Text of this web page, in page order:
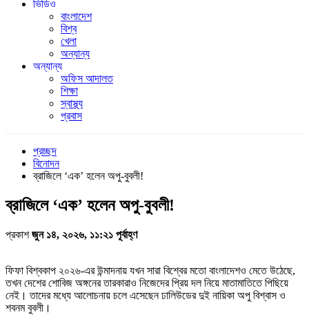
ভিডিও
বাংলাদেশ
বিশ্ব
খেলা
অন্যান্য
অন্যান্য
অফিস আদালত
শিক্ষা
স্বাস্থ্য
প্রবাস
প্রচ্ছদ
বিনোদন
ব্রাজিলে ‘এক’ হলেন অপু-বুবলী!
ব্রাজিলে ‘এক’ হলেন অপু-বুবলী!
প্রকাশজুন ১৪, ২০২৬, ১১:২১ পূর্বাহ্ণ
ফিফা বিশ্বকাপ ২০২৬-এর উন্মাদনায় যখন সারা বিশ্বের মতো বাংলাদেশও মেতে উঠেছে,
তখন দেশের শোবিজ অঙ্গনের তারকারাও নিজেদের প্রিয় দল নিয়ে মাতামাতিতে পিছিয়ে
নেই। তাদের মধ্যে আলোচনায় চলে এসেছেন ঢালিউডের দুই নায়িকা অপু বিশ্বাস ও
শবনম বুবলী।